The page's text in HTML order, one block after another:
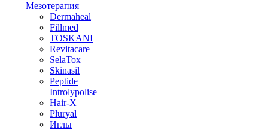
Мезотерапия
Dermaheal
Fillmed
TOSKANI
Revitacare
SelaTox
Skinasil
Peptide
Introlypolise
Hair-X
Pluryal
Иглы